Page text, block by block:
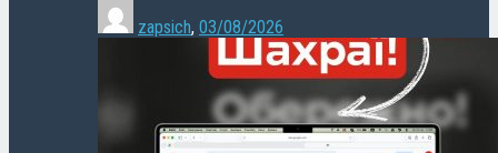
zapsich, 03/08/2026